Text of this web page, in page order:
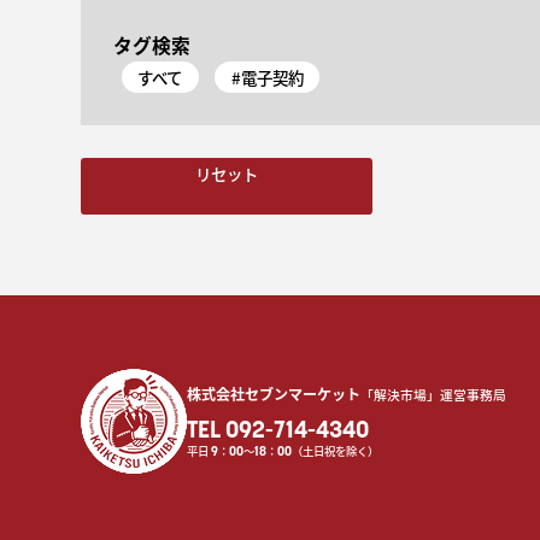
タグ検索
すべて #電子契約
リセット
株式会社セブンマーケット 「解決市場」運営事務局
TEL 092-714-4340
平日 9： 00〜18： 00（土日祝を除く）